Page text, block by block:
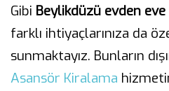
Gibi Beylikdüzü evden
farklı ihtiyaçlarınıza da
sunmaktayız. Bunların
Asansör Kiralama